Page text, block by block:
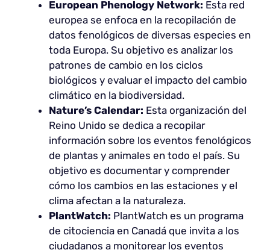
European Phenology Network: Esta red
europea se enfoca en la recopilación de
datos fenológicos de diversas especies en
toda Europa. Su objetivo es analizar los
patrones de cambio en los ciclos
biológicos y evaluar el impacto del cambio
climático en la biodiversidad.
Nature’s Calendar: Esta organización del
Reino Unido se dedica a recopilar
información sobre los eventos fenológicos
de plantas y animales en todo el país. Su
objetivo es documentar y comprender
cómo los cambios en las estaciones y el
clima afectan a la naturaleza.
PlantWatch: PlantWatch es un programa
de citociencia en Canadá que invita a los
ciudadanos a monitorear los eventos